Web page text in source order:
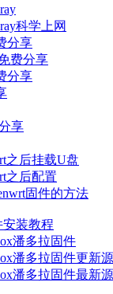
科学上网
分享
费分享
分享
享
之后挂载U盘
之后配置
固件的方法
安装教程
潘多拉固件
潘多拉固件更新源
潘多拉固件最新